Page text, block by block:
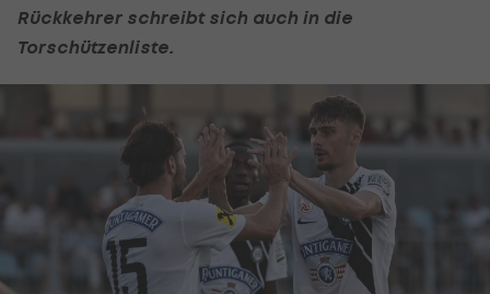
Rückkehrer schreibt sich auch in die
Torschützenliste.